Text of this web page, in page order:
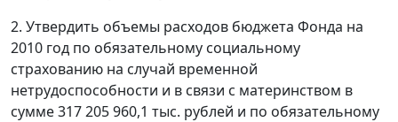
2. Утвердить объемы расходов бюджета Фонда на
2010 год по обязательному социальному
страхованию на случай временной
нетрудоспособности и в связи с материнством в
сумме 317 205 960,1 тыс. рублей и по обязательному